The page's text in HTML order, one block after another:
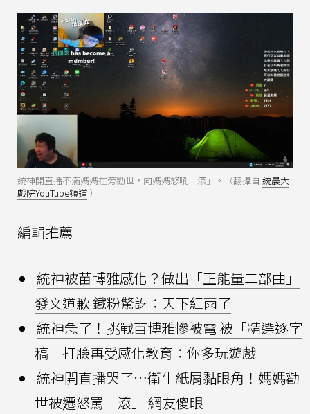
統神開直播不滿媽媽在旁勸世，向媽媽怒吼「滾」。（翻攝自 統晨大
戲院YouTube頻道 ）
編輯推薦
統神被苗博雅感化？做出「正能量二部曲」
發文道歉 鐵粉驚訝：天下紅雨了
統神急了！挑戰苗博雅慘被電 被「精選逐字
稿」打臉再受感化教育：你多玩遊戲
統神開直播哭了…衛生紙屑黏眼角！媽媽勸
世被遷怒罵「滾」 網友傻眼